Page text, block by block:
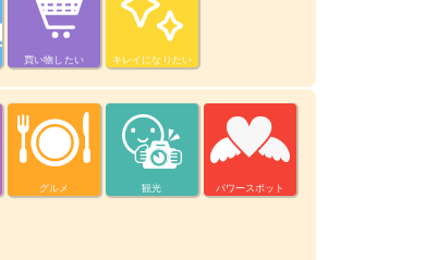
買い物したい キレイになりたい
グルメ 観光 パワースポット